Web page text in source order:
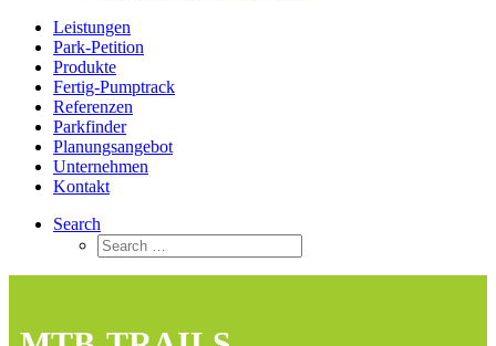
Leistungen
Park-Petition
Produkte
Fertig-Pumptrack
Referenzen
Parkfinder
Planungsangebot
Unternehmen
Kontakt
Search